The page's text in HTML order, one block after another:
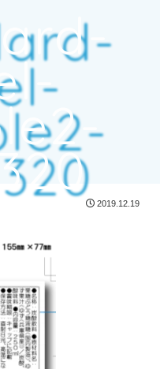
2019.12.19